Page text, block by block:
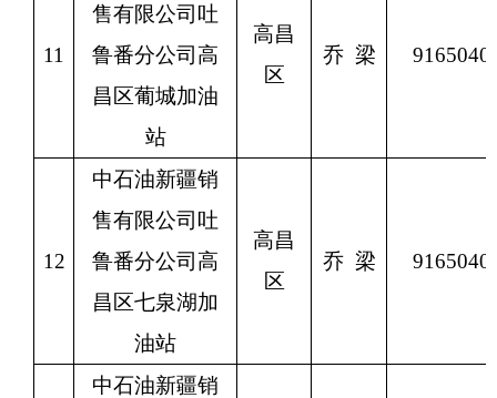
11
售有限公司吐
鲁番分公司高
昌区葡城加油
站
高昌
区
乔 梁
12
中石油新疆销
售有限公司吐
鲁番分公司高
昌区七泉湖加
油站
高昌
区
乔 梁
中石油新疆销